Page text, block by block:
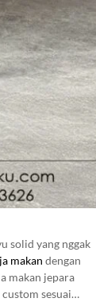
solid yang nggak
makan dengan
makan jepara
sesuai